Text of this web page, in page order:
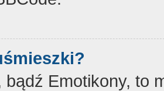
bądź Emotikony, to